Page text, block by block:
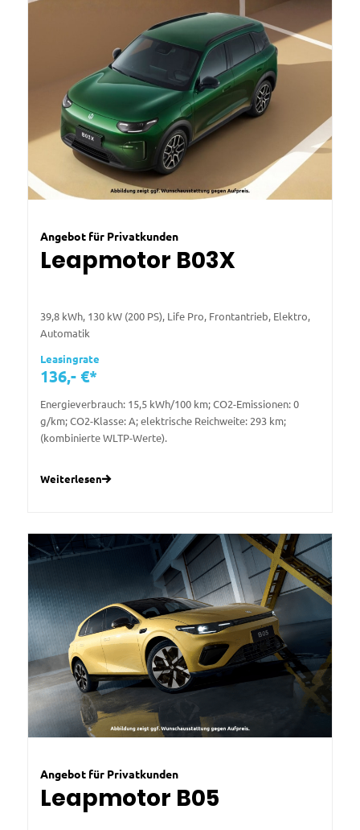
Angebot für Privatkunden
Leapmotor B03X
39,8 kWh, 130 kW (200 PS), Life Pro, Frontantrieb, Elektro,
Automatik
Leasingrate
136,- €*
Energieverbrauch: 15,5 kWh/100 km; CO2-Emissionen: 0
g/km; CO2-Klasse: A; elektrische Reichweite: 293 km;
(kombinierte WLTP-Werte).
Weiterlesen
Angebot für Privatkunden
Leapmotor B05